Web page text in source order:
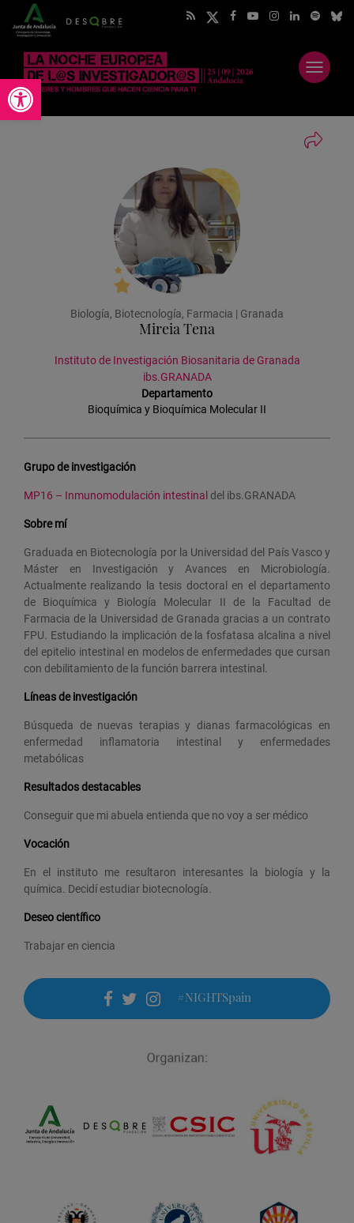
Abrir barra de herramientas
Abrir
menú
Biología, Biotecnología, Farmacia | Granada
Mireia Tena
Instituto de Investigación Biosanitaria de Granada
ibs.GRANADA
Departamento
Bioquímica y Bioquímica Molecular II
Grupo de investigación
MP16 – Inmunomodulación intestinal del ibs.GRANADA
Sobre mí
Graduada en Biotecnología por la Universidad del País Vasco y
Máster en Investigación y Avances en Microbiología.
Actualmente realizando la tesis doctoral en el departamento
de Bioquímica y Biología Molecular II de la Facultad de
Farmacia de la Universidad de Granada gracias a un contrato
FPU. Estudiando la implicación de la fosfatasa alcalina a nivel
del epitelio intestinal en modelos de enfermedades que cursan
con debilitamiento de la función barrera intestinal.
Líneas de investigación
Búsqueda de nuevas terapias y dianas farmacológicas en
enfermedad inflamatoria intestinal y enfermedades
metabólicas
Resultados destacables
Conseguir que mi abuela entienda que no voy a ser médico
Vocación
En el instituto me resultaron interesantes la biología y la
química. Decidí estudiar biotecnología.
Deseo científico
Trabajar en ciencia
facebook
twitter
instagram
#NIGHTSpain